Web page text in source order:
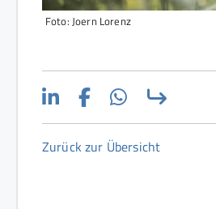
Foto: Joern Lorenz
Zurück zur Übersicht